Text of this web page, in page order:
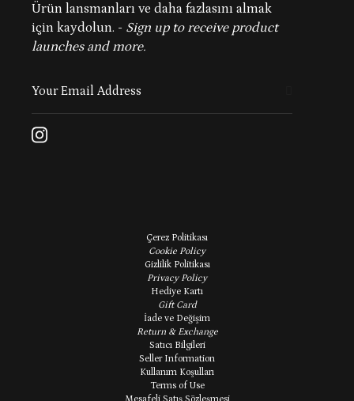
Ürün lansmanları ve daha fazlasını almak
için kaydolun. - Sign up to receive product
launches and more.
Çerez Politikası
Cookie Policy
Gizlilik Politikası
Privacy Policy
Hediye Kartı
Gift Card
İade ve Değişim
Return & Exchange
Satıcı Bilgileri
Seller Information
Kullanım Koşulları
Terms of Use
Mesafeli Satış Sözleşmesi